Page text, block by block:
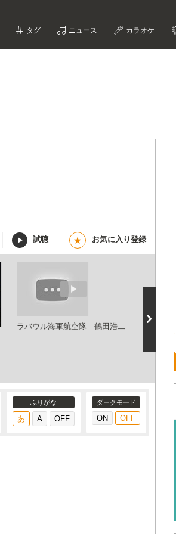
タグ ニュース カラオケ
試聴 ★ お気に入り登録
ラバウル海軍航空隊 鶴田浩二
【日本
隊
ふりがな ダークモード